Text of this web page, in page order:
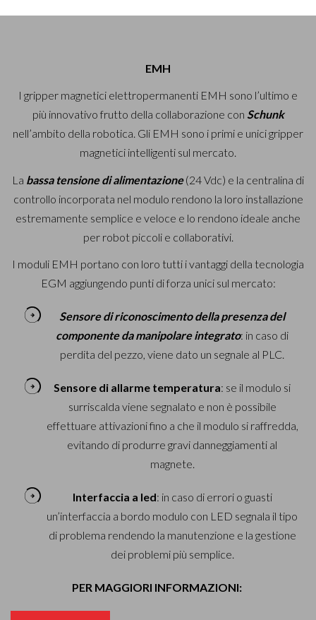
EMH
I gripper magnetici elettropermanenti EMH sono l’ultimo e
più innovativo frutto della collaborazione con Schunk
nell’ambito della robotica. Gli EMH sono i primi e unici gripper
magnetici intelligenti sul mercato.
La bassa tensione di alimentazione(24 Vdc) e la centralina di
controllo incorporata nel modulo rendono la loro installazione
estremamente semplice e veloce e lo rendono ideale anche
per robot piccoli e collaborativi.
I moduli EMH portano con loro tutti i vantaggi della tecnologia
EGM aggiungendo punti di forza unici sul mercato:
Sensore di riconoscimento della presenza del
componente da manipolare integrato: in caso di
perdita del pezzo, viene dato un segnale al PLC.
Sensore di allarme temperatura: se il modulo si
surriscalda viene segnalato e non è possibile
effettuare attivazioni fino a che il modulo si raffredda,
evitando di produrre gravi danneggiamenti al
magnete.
Interfaccia a led: in caso di errori o guasti
un’interfaccia a bordo modulo con LED segnala il tipo
di problema rendendo la manutenzione e la gestione
dei problemi più semplice.
PER MAGGIORI INFORMAZIONI: